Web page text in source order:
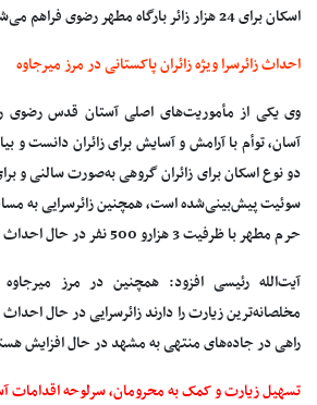
اسکان برای 24 هزار زائر بارگاه مطهر رضوی فراهم می‌شود.
احداث زائرسرا ویژه زائران پاکستانی در مرز میرجاوه
وی یکی از مأموریت‌های اصلی آستان قدس رضوی
آسان، توأم با آرامش و آسایش برای زائران دانست و
دو نوع اسکان برای زائران گروهی به‌صورت سالنی و
حرم مطهر با ظرفیت 3 هزارو 500 نفر در حال احداث است.
آیت‌الله رئیسی افزود: همچنین در مرز میرجاوه
مخلصانه‌ترین زیارت را دارند زائرسرایی در حال
راهی در جاده‌های منتهی به مشهد در حال افزایش
تسهیل زیارت و کمک به محرومان، سرلوحه